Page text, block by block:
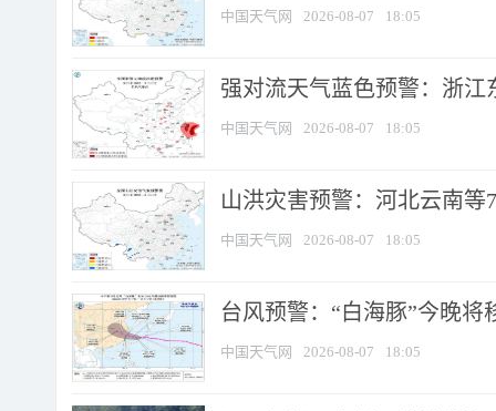
中国天气网 2026-08-07 18:05
强对流天气蓝色预警：浙江
中国天气网 2026-08-07 18:05
山洪灾害预警：河北云南
中国天气网 2026-08-07 18:05
台风预警：“白海豚”今晚将
中国天气网 2026-08-07 18:05